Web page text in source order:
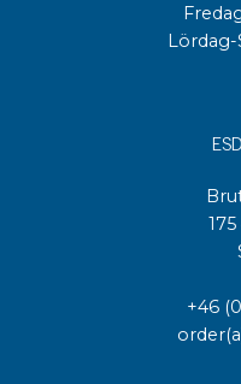
+46